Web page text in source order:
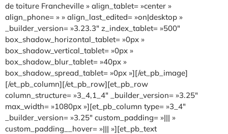
de toiture Francheville » align_tablet= »center »
align_phone= » » align_last_edited= »on|desktop »
_builder_version= »3.23.3″ z_index_tablet= »500″
box_shadow_horizontal_tablet= »0px »
box_shadow_vertical_tablet= »0px »
box_shadow_blur_tablet= »40px »
box_shadow_spread_tablet= »0px »][/et_pb_image]
[/et_pb_column][/et_pb_row][et_pb_row
column_structure= »3_4,1_4″ _builder_version= »3.25″
max_width= »1080px »][et_pb_column type= »3_4″
_builder_version= »3.25″ custom_padding= »||| »
custom_padding__hover= »||| »][et_pb_text